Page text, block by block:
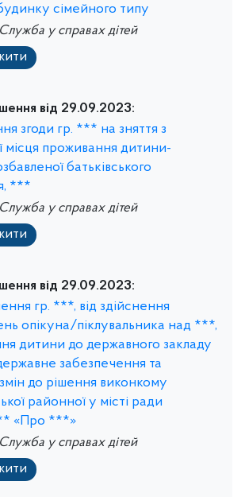
сімейного типу
Служба у справах дітей
від 29.09.2023:
згоди гр. *** на зняття з
місця проживання дитини-
батьківського
***
Служба у справах дітей
від 29.09.2023:
гр. ***, від здійснення
опікуна/піклувальника над ***,
дитини до державного закладу
забезпечення та
до рішення виконкому
районної у місті ради
«Про ***»
Служба у справах дітей